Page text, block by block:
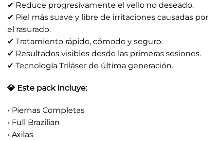
✔ Reduce progresivamente el vello no deseado.
✔ Piel más suave y libre de irritaciones causadas por
el rasurado.
✔ Tratamiento rápido, cómodo y seguro.
✔ Resultados visibles desde las primeras sesiones.
✔ Tecnología Triláser de última generación.
💎 Este pack incluye:
• Piernas Completas
• Full Brazilian
• Axilas